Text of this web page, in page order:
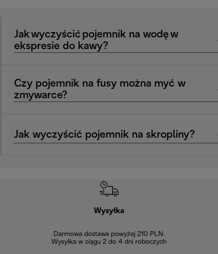
Jak wyczyścić pojemnik na wodę w
ekspresie do kawy?
Czy pojemnik na fusy można myć w
zmywarce?
Jak wyczyścić pojemnik na skropliny?
Wysyłka
Darmowa dostawa powyżej 210 PLN.
Wysyłka w ciągu 2 do 4 dni roboczych